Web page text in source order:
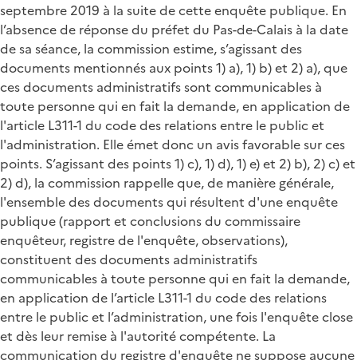
septembre 2019 à la suite de cette enquête publique. En
l’absence de réponse du préfet du Pas-de-Calais à la date
de sa séance, la commission estime, s’agissant des
documents mentionnés aux points 1) a), 1) b) et 2) a), que
ces documents administratifs sont communicables à
toute personne qui en fait la demande, en application de
l'article L311-1 du code des relations entre le public et
l'administration. Elle émet donc un avis favorable sur ces
points. S’agissant des points 1) c), 1) d), 1) e) et 2) b), 2) c) et
2) d), la commission rappelle que, de manière générale,
l'ensemble des documents qui résultent d'une enquête
publique (rapport et conclusions du commissaire
enquêteur, registre de l'enquête, observations),
constituent des documents administratifs
communicables à toute personne qui en fait la demande,
en application de l’article L311-1 du code des relations
entre le public et l’administration, une fois l'enquête close
et dès leur remise à l'autorité compétente. La
communication du registre d'enquête ne suppose aucune